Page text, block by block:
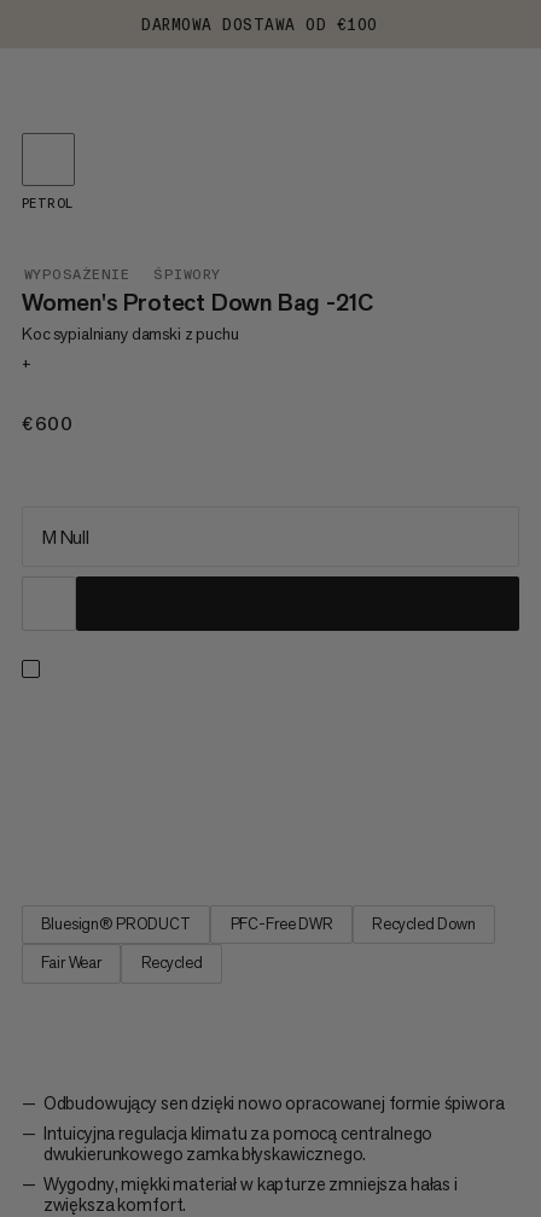
DARMOWA DOSTAWA OD €100
WYPOSAŻENIE ŚPIWORY
Women's Protect Down Bag -21C
Koc sypialniany damski z puchu
+
€600
PETROL
M Null
Bluesign® PRODUCT PFC-Free DWR
Recycled Down
Fair Wear
Recycled
Odbudowujący sen dzięki nowo opracowanej formie śpiwora
Intuicyjna regulacja klimatu za pomocą centralnego
dwukierunkowego zamka błyskawicznego.
Wygodny, miękki materiał w kapturze zmniejsza hałas i
zwiększa komfort.